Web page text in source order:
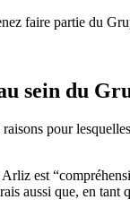
faire partie du
sein du
pour
est
aussi que, en